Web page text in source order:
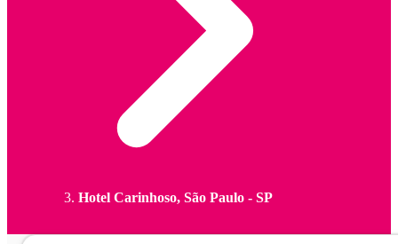
Hotel Carinhoso, São Paulo - SP